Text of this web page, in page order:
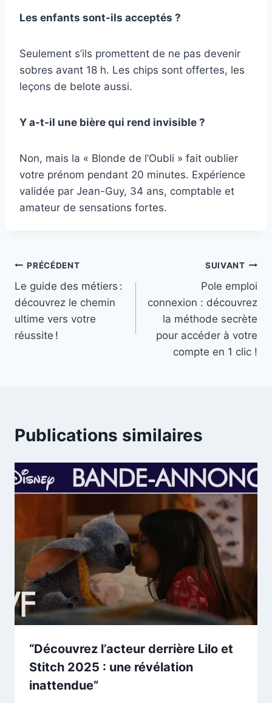
Les enfants sont-ils acceptés ?
Seulement s’ils promettent de ne pas devenir
sobres avant 18 h. Les chips sont offertes, les
leçons de belote aussi.
Y a-t-il une bière qui rend invisible ?
Non, mais la « Blonde de l’Oubli » fait oublier
votre prénom pendant 20 minutes. Expérience
validée par Jean-Guy, 34 ans, comptable et
amateur de sensations fortes.
Navigation
de
l’article
PRÉCÉDENT
Le guide des métiers :
découvrez le chemin
ultime vers votre
réussite !
SUIVANT
Pole emploi
connexion : découvrez
la méthode secrète
pour accéder à votre
compte en 1 clic !
Publications similaires
“Découvrez l’acteur derrière Lilo et
Stitch 2025 : une révélation
inattendue”